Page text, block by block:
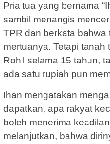
Pria tua yang bernama
sambil menangis
TPR dan berkata bahwa
mertuanya. Tetapi tanah
Rohil selama 15 tahun,
ada satu rupiah pun
Ihan mengatakan
dapatkan, apa rakyat
boleh menerima
melanjutkan, bahwa